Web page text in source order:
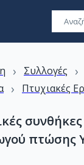
› Συλλογές ›
› Πτυχιακές
πτώσης